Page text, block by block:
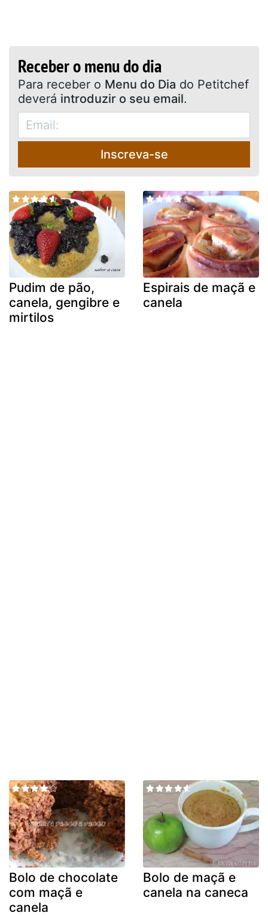
Receber o menu do dia
Para receber o Menu do Dia do Petitchef
deverá introduzir o seu email.
Inscreva-se
Pudim de pão,
canela, gengibre e
mirtilos
Espirais de maçã e
canela
Bolo de chocolate
com maçã e
canela
Bolo de maçã e
canela na caneca